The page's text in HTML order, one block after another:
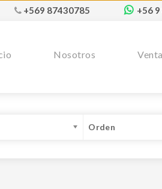
+569 87430785 +56
Nosotros
Orden